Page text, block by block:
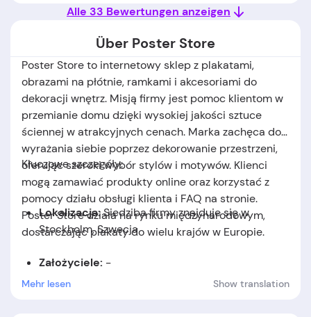
Alle 33 Bewertungen anzeigen
Über Poster Store
Poster Store to internetowy sklep z plakatami,
obrazami na płótnie, ramkami i akcesoriami do
dekoracji wnętrz. Misją firmy jest pomoc klientom w
przemianie domu dzięki wysokiej jakości sztuce
ściennej w atrakcyjnych cenach. Marka zachęca do
wyrażania siebie poprzez dekorowanie przestrzeni,
oferując szeroki wybór stylów i motywów. Klienci
mogą zamawiać produkty online oraz korzystać z
pomocy działu obsługi klienta i FAQ na stronie.
Poster Store działa na rynku międzynarodowym,
dostarczając plakaty do wielu krajów w Europie.
Kluczowe szczegóły:
Lokalizacja:Siedziba firmy znajduje się w
Stockholm, Szwecja
Założyciele: -
Mehr lesen Show translation